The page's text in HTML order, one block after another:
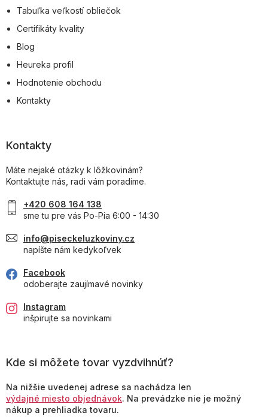
Tabuľka veľkostí obliečok
Certifikáty kvality
Blog
Heureka profil
Hodnotenie obchodu
Kontakty
Kontakty
Máte nejaké otázky k lôžkovinám?
Kontaktujte nás, radi vám poradíme.
+420 608 164 138
sme tu pre vás Po-Pia 6:00 - 14:30
info@piseckeluzkoviny.cz
napíšte nám kedykoľvek
Facebook
odoberajte zaujímavé novinky
Instagram
inšpirujte sa novinkami
Kde si môžete tovar vyzdvihnúť?
Na nižšie uvedenej adrese sa nachádza len
výdajné miesto objednávok. Na prevádzke nie je možný
nákup a prehliadka tovaru.